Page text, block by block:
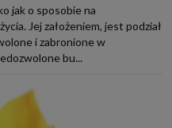
jak o sposobie na
Jej założeniem, jest podział
i zabronione w
bu...